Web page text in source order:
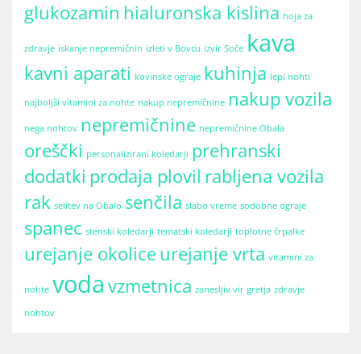
glukozamin hialuronska kislina hoja za
zdravje iskanje nepremičnin izleti v Bovcu izvir Soče kava
kavni aparati kovinske ograje kuhinja lepi nohti
najboljši vitamini za nohte nakup nepremičnine nakup vozila
nega nohtov nepremičnine nepremičnine Obala
oreščki personalizirani koledarji prehranski
dodatki prodaja plovil rabljena vozila
rak selitev na Obalo senčila slabo vreme sodobne ograje
spanec stenski koledarji tematski koledarji toplotne črpalke
urejanje okoliceurejanje vrta vitamini za
nohte voda vzmetnica zanesljiv vir gretja zdravje
nohtov